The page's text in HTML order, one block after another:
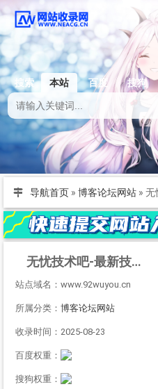
搜索 本站 百度 搜狗
导航首页 » 博客论坛网站 »
无忧技术吧-最新技术分享与解决方案 - 无忧技术吧 by www.92wuyou.cn
站点域名：www.92wuyou.cn
所属分类： 博客论坛网站
收录时间：2025-08-23
百度权重：
搜狗权重：